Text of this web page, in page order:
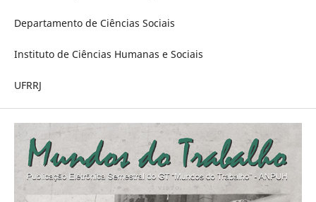
Departamento de Ciências Sociais
Instituto de Ciências Humanas e Sociais
UFRRJ